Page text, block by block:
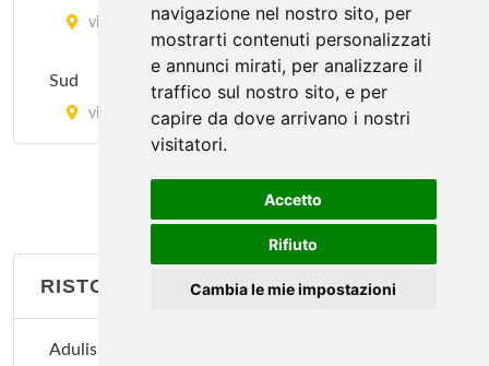
navigazione nel nostro sito, per
mostrarti contenuti personalizzati
e annunci mirati, per analizzare il
traffico sul nostro sito, e per
capire da dove arrivano i nostri
visitatori.
Accetto
Rifiuto
Cambia le mie impostazioni
Lon Fon
via Lazzaretto 10, Milano
Mei Lin
via San Giovanni sul Muro 13, Milano
via Emilio Cornalia 2, Milano
Sud
via Solferino 33, Milano
RISTORANTI BRASILIANI
Adulis Pau Brasil